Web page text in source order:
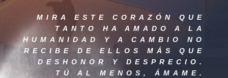
MIRA ESTE CORAZÓN QUE
TANTO HA AMADO A LA
HUMANIDAD Y A CAMBIO NO
RECIBE DE ELLOS MÁS QUE
DESHONOR Y DESPRECIO.
TÚ AL MENOS, ÁMAME.